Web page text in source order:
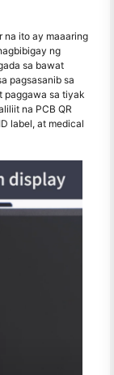
na ito ay maaaring
ng
sa bawat
pagsasanib sa
paggawa sa tiyak
na PCB QR
label, at medical